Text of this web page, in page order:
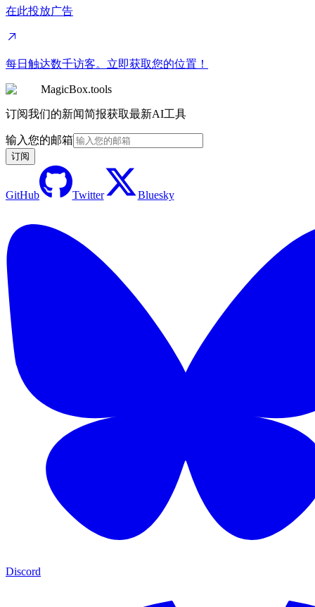
在此投放广告
每日触达数千访客。立即获取您的位置！
MagicBox.tools
订阅我们的新闻简报获取最新AI工具
输入您的邮箱
订阅
GitHub Twitter Bluesky
Discord